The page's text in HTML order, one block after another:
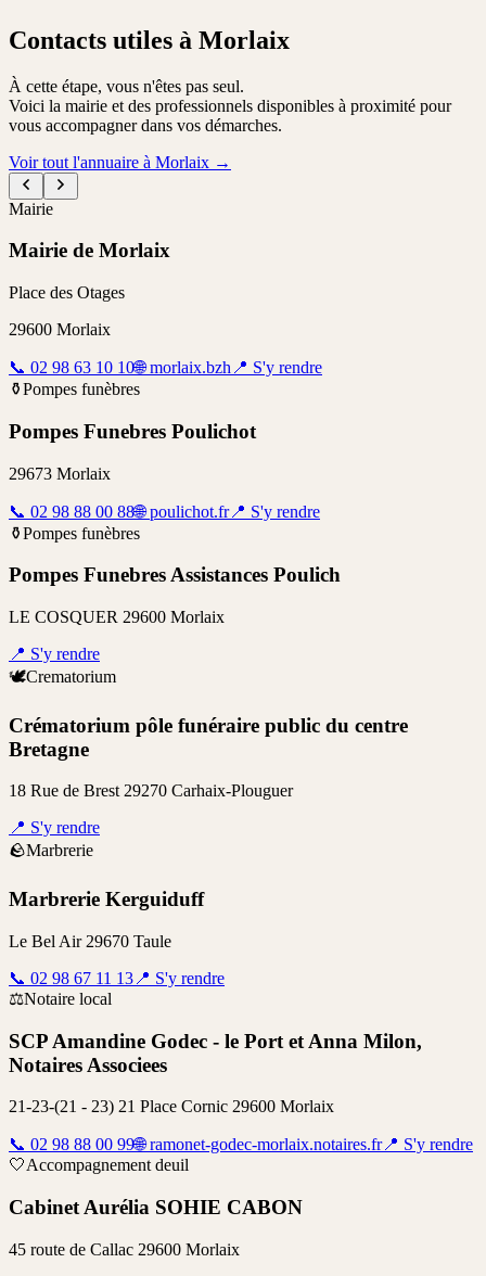
Contacts utiles à Morlaix
À cette étape, vous n'êtes pas seul.
Voici la mairie et des professionnels disponibles à proximité pour
vous accompagner dans vos démarches.
Voir tout l'annuaire à Morlaix →
Mairie
Mairie de Morlaix
Place des Otages
29600 Morlaix
📞 02 98 63 10 10🌐 morlaix.bzh 📍 S'y rendre
⚱️Pompes funèbres
Pompes Funebres Poulichot
29673 Morlaix
📞 02 98 88 00 88🌐 poulichot.fr📍 S'y rendre
⚱️Pompes funèbres
Pompes Funebres Assistances Poulich
LE COSQUER 29600 Morlaix
📍 S'y rendre
🕊️Crematorium
Crématorium pôle funéraire public du centre
Bretagne
18 Rue de Brest 29270 Carhaix-Plouguer
📍 S'y rendre
🪨Marbrerie
Marbrerie Kerguiduff
Le Bel Air 29670 Taule
📞 02 98 67 11 13 📍 S'y rendre
⚖️Notaire local
SCP Amandine Godec - le Port et Anna Milon,
Notaires Associees
21-23-(21 - 23) 21 Place Cornic 29600 Morlaix
📞 02 98 88 00 99🌐 ramonet-godec-morlaix.notaires.fr📍 S'y rendre
🤍Accompagnement deuil
Cabinet Aurélia SOHIE CABON
45 route de Callac 29600 Morlaix